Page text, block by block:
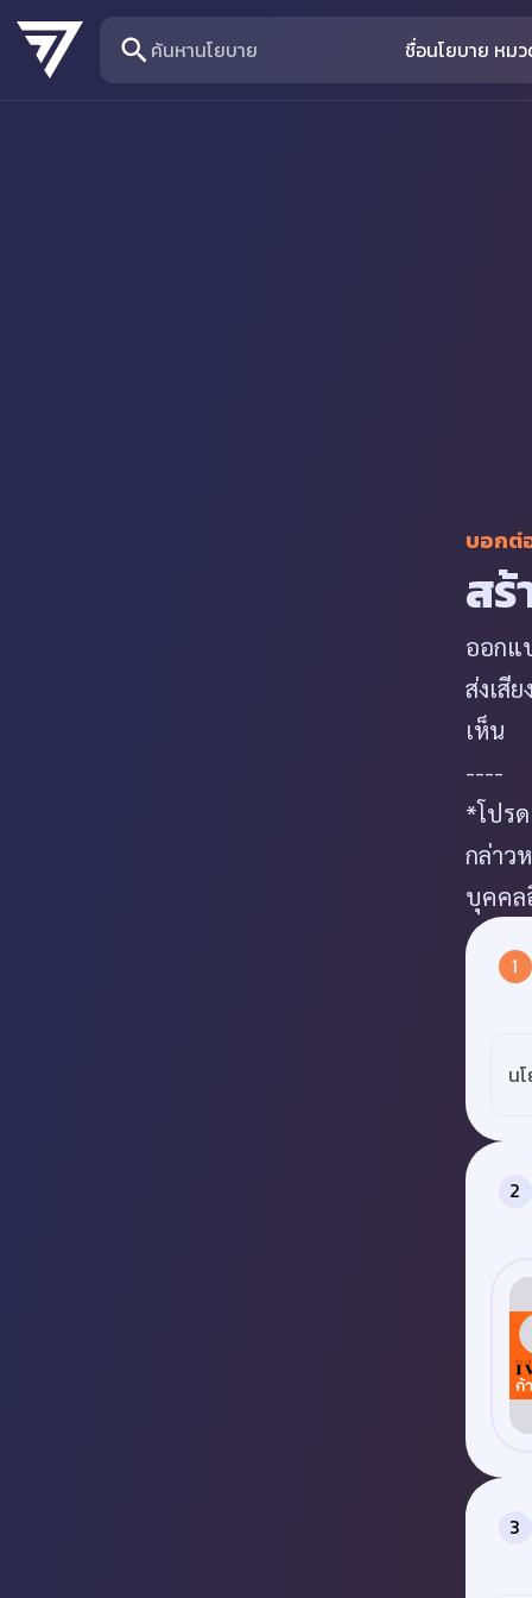
ค้นหานโยบาย
บอกต่
ส
ออกแ
ส่งเสี
เห็น
----
*โปร
กล่าว
บุคค
1
น
2
3